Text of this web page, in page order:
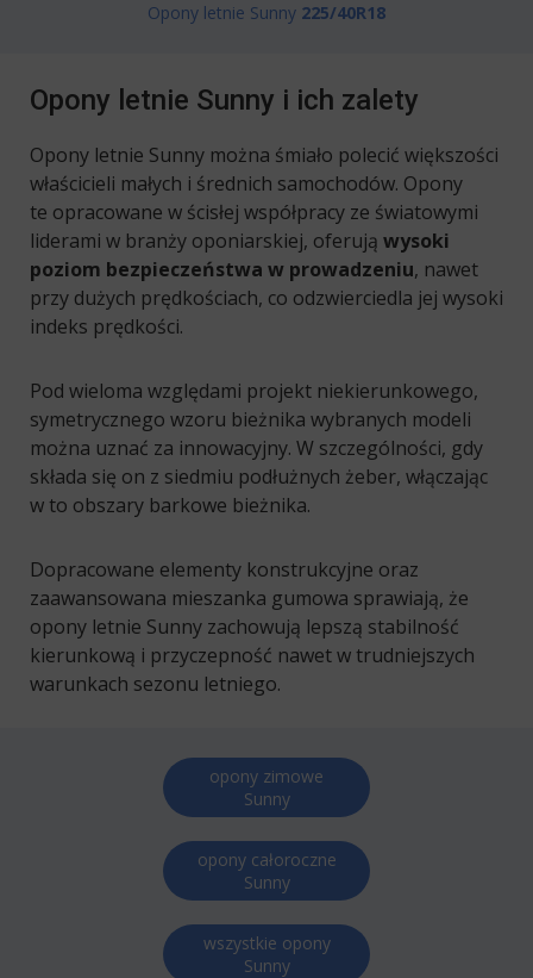
Opony letnie Sunny 225/40R18
Opony letnie Sunny i ich zalety
Opony letnie Sunny można śmiało polecić większości
właścicieli małych i średnich samochodów. Opony
te opracowane w ścisłej współpracy ze światowymi
liderami w branży oponiarskiej, oferują wysoki
poziom bezpieczeństwa w prowadzeniu, nawet
przy dużych prędkościach, co odzwierciedla jej wysoki
indeks prędkości.
Pod wieloma względami projekt niekierunkowego,
symetrycznego wzoru bieżnika wybranych modeli
można uznać za innowacyjny. W szczególności, gdy
składa się on z siedmiu podłużnych żeber, włączając
w to obszary barkowe bieżnika.
Dopracowane elementy konstrukcyjne oraz
zaawansowana mieszanka gumowa sprawiają, że
opony letnie Sunny zachowują lepszą stabilność
kierunkową i przyczepność nawet w trudniejszych
warunkach sezonu letniego.
opony zimowe
Sunny
opony całoroczne
Sunny
wszystkie opony
Sunny